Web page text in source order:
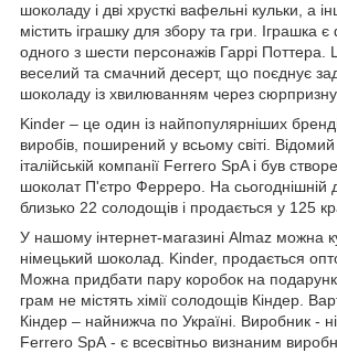
шоколаду і дві хрусткі вафельні кульки, а
містить іграшку для збору та гри. Іграшка
одного з шести персонажів Гаррі Поттера.
веселий та смачний десерт, що поєднує
шоколаду із хвилюванням через сюрпризну
Kinder – це один із найпопулярніших
виробів, поширений у всьому світі.
італійській компанії Ferrero SpA і був
шоколат П'єтро Ферреро. На сьогоднішній
близько 22 солодощів і продається у 125
У нашому інтернет-магазині Almaz можна
німецький шоколад. Kinder, продається
Можна придбати пару коробок на
грам не містять хімії солодощів Кіндер.
Кіндер – найнижча по Україні. Виробник -
Ferrero SpA - є всесвітньо визнаним